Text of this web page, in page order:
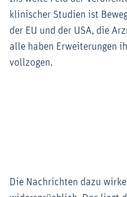
Medien
klinischer Studien ist
der EU und der USA, die
alle haben Erweiterungen
vollzogen.
Die Nachrichten dazu